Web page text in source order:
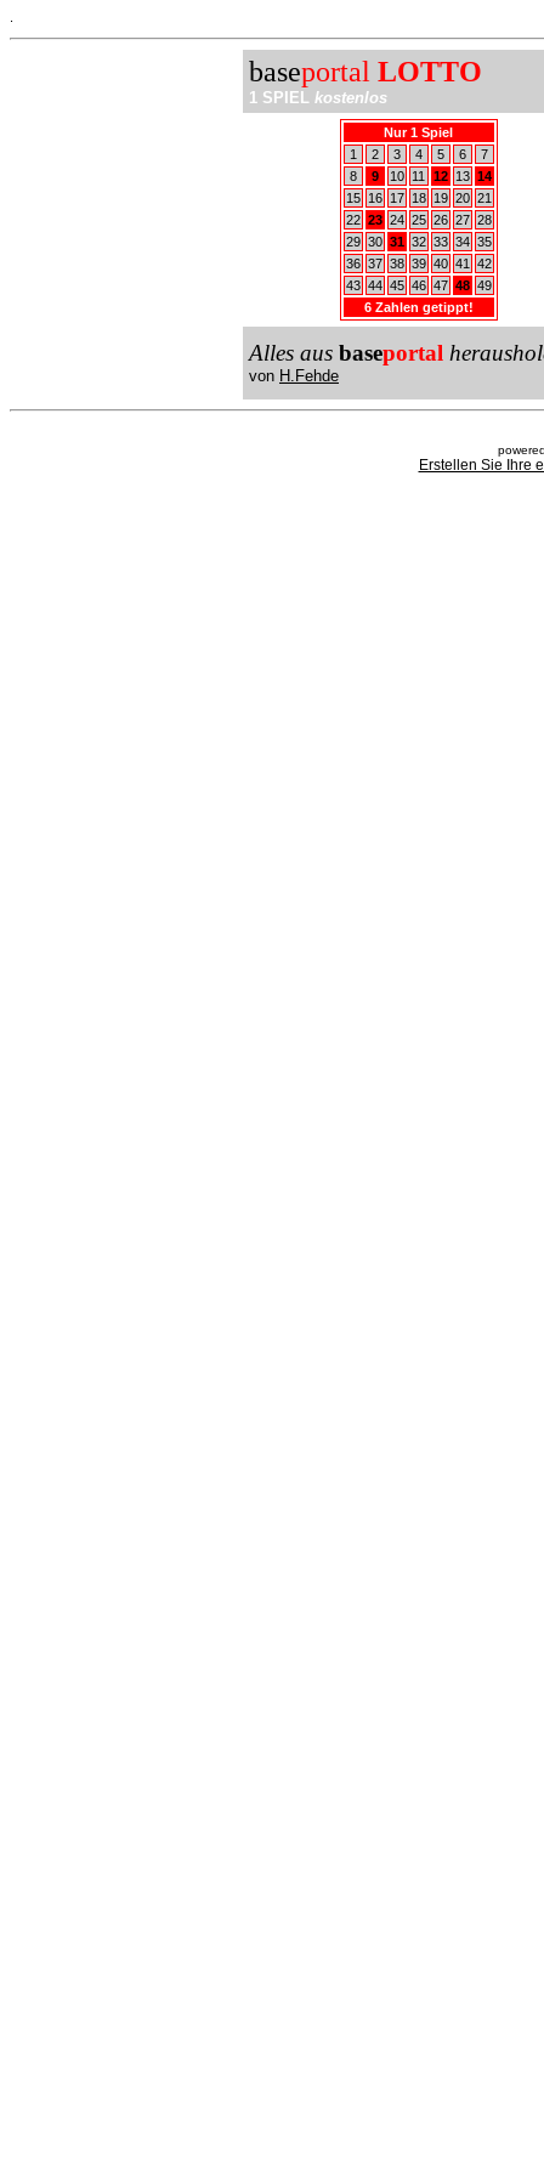
baseportal LOTTO
1 SPIEL kostenlos
Nur 1 Spiel
1
2 3 4 5 6
7
8
9 10 11 12 13 14
15
16 17 18 19 20 21
22 23 24 25 26 27 28
29 30 31 32 33 34 35
36 37 38 39 40 41
42
43 44 45 46 47 48 49
6 Zahlen getippt!
Alles aus baseportal
von H.Fehde
Erstellen Sie Ihre